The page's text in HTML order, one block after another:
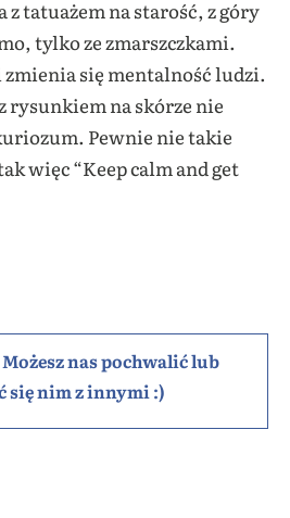
z tatuażem na starość, z góry
tylko ze zmarszczkami.
zmienia się mentalność ludzi.
rysunkiem na skórze nie
Pewnie nie takie
więc “Keep calm and get
nas pochwalić lub
się nim z innymi :)